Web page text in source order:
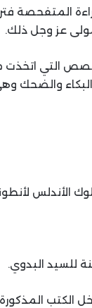
المتفحصة
عز وجل ذلك.
التي اتخذت
والضحك
الأندلس
للسيد البدوي.
المذكورة